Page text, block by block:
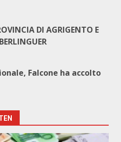
DI AGRIGENTO E
Falcone ha accolto